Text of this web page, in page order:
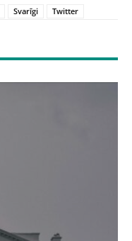
Svarīgi Twitter